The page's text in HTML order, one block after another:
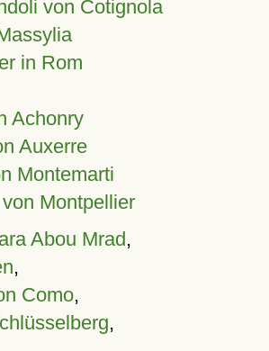
von Cotignola
in Rom
Achonry
Auxerre
Montemarti
Montpellier
Abou Mrad,
,
Como,
,